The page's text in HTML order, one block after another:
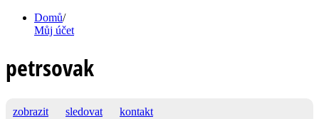
Domů/
Můj účet
petrsovak
zobrazit sledovat kontakt